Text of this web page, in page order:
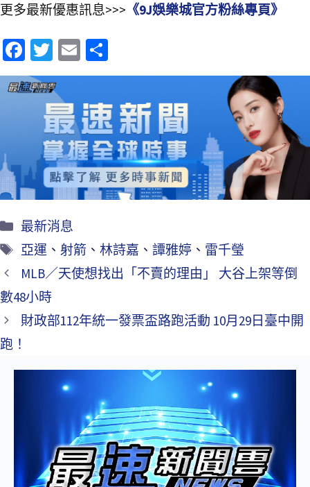
更多最新優惠訊息>>> 《9J娛樂城官方粉絲專頁》
Fa
ce
b
k
T
wi
tt
er
E
m
l
享
最新消息
亞運 、射箭 、林詩嘉 、譚雅婷 、 雷千瑩
MLB／天使想找出「不賣的理由」 大谷上架等倒
數48小時
財政部112年統一發票盃路跑活動 10月29日臺中開
跑！